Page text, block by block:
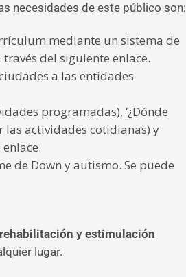
necesidades de este público son:
mediante un sistema de
del siguiente enlace.
a las entidades
programadas), ‘¿Dónde
las actividades cotidianas) y
de Down y autismo. Se puede
y estimulación
lugar.